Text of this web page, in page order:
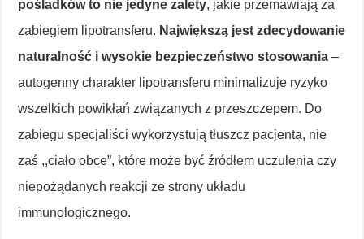
pośladków to nie jedyne zalety, jakie przemawiają za
zabiegiem lipotransferu. Największą jest zdecydowanie
naturalność i wysokie bezpieczeństwo stosowania –
autogenny charakter lipotransferu minimalizuje ryzyko
wszelkich powikłań związanych z przeszczepem. Do
zabiegu specjaliści wykorzystują tłuszcz pacjenta, nie
zaś ,,ciało obce”, które może być źródłem uczulenia czy
niepożądanych reakcji ze strony układu
immunologicznego.